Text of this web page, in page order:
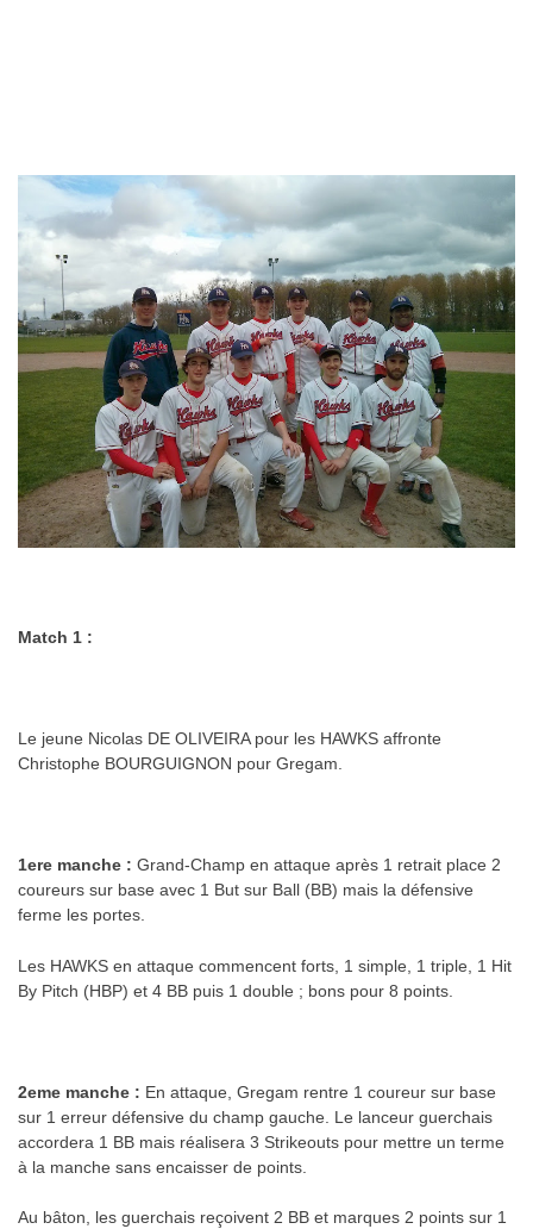
Match 1 :
Le jeune Nicolas DE OLIVEIRA pour les HAWKS affronte
Christophe BOURGUIGNON pour Gregam.
1ere manche : Grand-Champ en attaque après 1 retrait place 2
coureurs sur base avec 1 But sur Ball (BB) mais la défensive
ferme les portes.
Les HAWKS en attaque commencent forts, 1 simple, 1 triple, 1 Hit
By Pitch (HBP) et 4 BB puis 1 double ; bons pour 8 points.
2eme manche : En attaque, Gregam rentre 1 coureur sur base
sur 1 erreur défensive du champ gauche. Le lanceur guerchais
accordera 1 BB mais réalisera 3 Strikeouts pour mettre un terme
à la manche sans encaisser de points.
Au bâton, les guerchais reçoivent 2 BB et marques 2 points sur 1